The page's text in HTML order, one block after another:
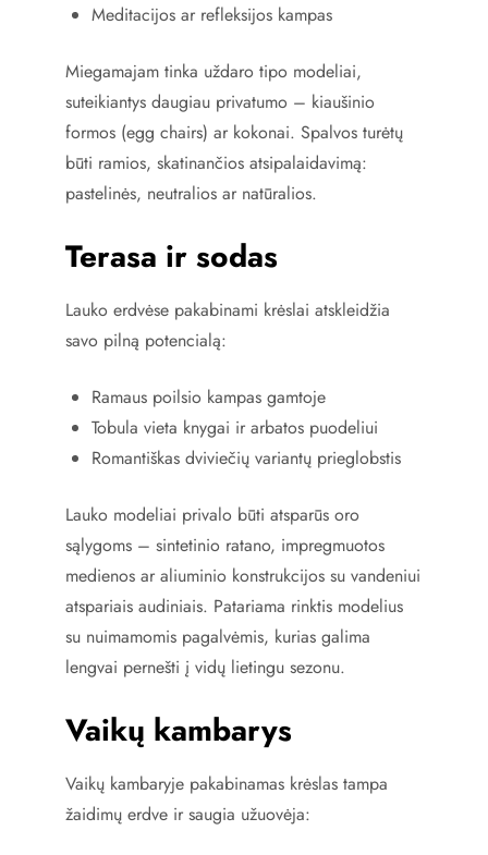
Meditacijos ar refleksijos kampas
Miegamajam tinka uždaro tipo modeliai,
suteikiantys daugiau privatumo – kiaušinio
formos (egg chairs) ar kokonai. Spalvos turėtų
būti ramios, skatinančios atsipalaidavimą:
pastelinės, neutralios ar natūralios.
Terasa ir sodas
Lauko erdvėse pakabinami krėslai atskleidžia
savo pilną potencialą:
Ramaus poilsio kampas gamtoje
Tobula vieta knygai ir arbatos puodeliui
Romantiškas dviviečių variantų prieglobstis
Lauko modeliai privalo būti atsparūs oro
sąlygoms – sintetinio ratano, impregmuotos
medienos ar aliuminio konstrukcijos su vandeniui
atspariais audiniais. Patariama rinktis modelius
su nuimamomis pagalvėmis, kurias galima
lengvai pernešti į vidų lietingu sezonu.
Vaikų kambarys
Vaikų kambaryje pakabinamas krėslas tampa
žaidimų erdve ir saugia užuovėja: